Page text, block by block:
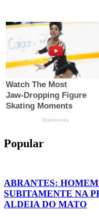
Popular
ABRANTES:
SUBITAMENTE NA
ALDEIA DO MATO